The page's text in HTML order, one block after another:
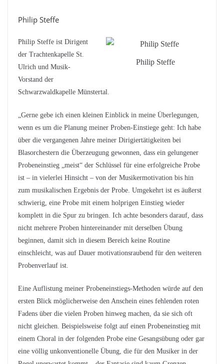
Philip Steffe
Philip Steffe
Philip Steffe ist Dirigent
der Trachtenkapelle St.
Ulrich und Musik-
Vorstand der
Schwarzwaldkapelle Münstertal.
„Gerne gebe ich einen kleinen Einblick in meine Überlegungen,
wenn es um die Planung meiner Proben-Einstiege geht: Ich habe
über die vergangenen Jahre meiner Dirigiertätigkeiten bei
Blasorchestern die Überzeugung gewonnen, dass ein gelungener
Probeneinstieg „meist“ der Schlüssel für eine erfolgreiche Probe
ist – in vielerlei Hinsicht – von der Musikermotivation bis hin
zum musikalischen Ergebnis der Probe. Umgekehrt ist es äußerst
schwierig, eine Probe mit einem holprigen Einstieg wieder
komplett in die Spur zu bringen. Ich achte besonders darauf, dass
nicht mehrere Proben hintereinander mit derselben Übung
beginnen, damit sich in diesem Bereich keine Routine
einschleicht, was auf Dauer motivationsraubend für den weiteren
Probenverlauf ist.
Eine Auflistung meiner Probeneinstiegs-Methoden würde auf den
ersten Blick möglicherweise den Anschein eines fehlenden roten
Fadens über die vielen Proben hinweg machen, da sie sich oft
nicht gleichen. Beispielsweise folgt auf einen Probeneinstieg mit
einem Choral in der folgenden Probe eine Gesangsübung oder gar
eine völlig unkonventionelle Übung, die für den Musiker in der